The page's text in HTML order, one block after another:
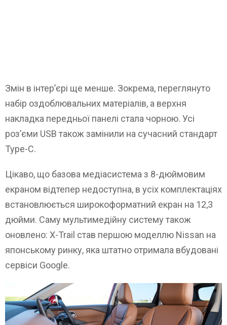
Змін в інтер’єрі ще менше. Зокрема, переглянуто
набір оздоблювальних матеріалів, а верхня
накладка передньої панелі стала чорною. Усі
роз’єми USB також замінили на сучасний стандарт
Type-C.
Цікаво, що базова медіасистема з 8-дюймовим
екраном відтепер недоступна, в усіх комплектаціях
встановлюється широкоформатний екран на 12,3
дюйми. Саму мультимедійну систему також
оновлено: X-Trail став першою моделлю Nissan на
японському ринку, яка штатно отримала вбудовані
сервіси Google.